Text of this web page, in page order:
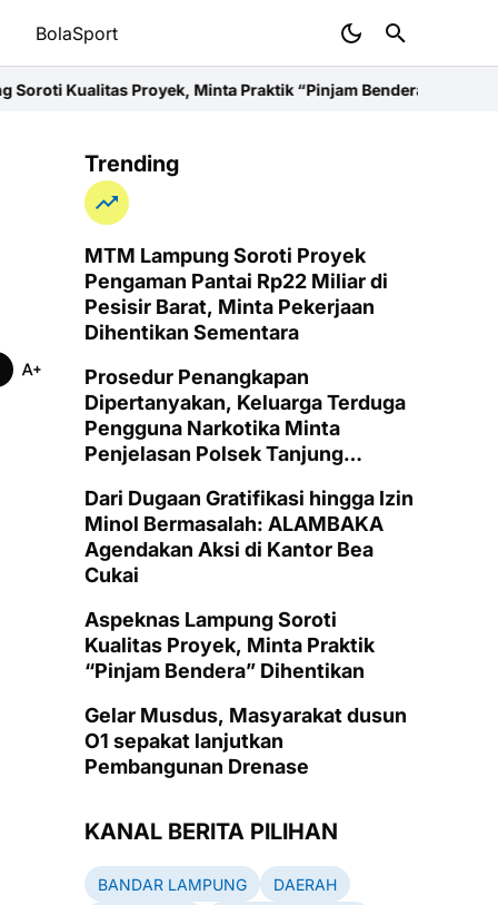
BolaSport
Minta Praktik “Pinjam Bendera” DihentikanPelayanan
Trending
MTM Lampung Soroti Proyek
Pengaman Pantai Rp22 Miliar di
Pesisir Barat, Minta Pekerjaan
Dihentikan Sementara
Prosedur Penangkapan
Dipertanyakan, Keluarga Terduga
Pengguna Narkotika Minta
Penjelasan Polsek Tanjung
Dari Dugaan Gratifikasi hingga Izin
Minol Bermasalah: ALAMBAKA
Agendakan Aksi di Kantor Bea
Cukai
Aspeknas Lampung Soroti
Kualitas Proyek, Minta Praktik
“Pinjam Bendera” Dihentikan
Gelar Musdus, Masyarakat dusun
O1 sepakat lanjutkan
Pembangunan Drenase
KANAL BERITA PILIHAN
BANDAR LAMPUNG
DAERAH